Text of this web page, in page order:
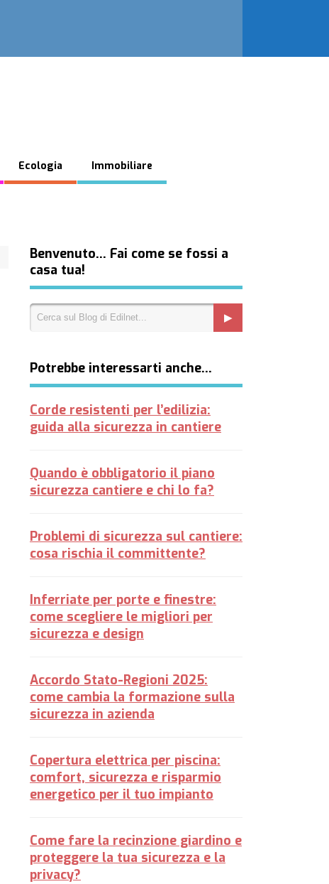
Ecologia Immobiliare
Benvenuto… Fai come se fossi a
casa tua!
Potrebbe interessarti anche…
Corde resistenti per l’edilizia:
guida alla sicurezza in cantiere
Quando è obbligatorio il piano
sicurezza cantiere e chi lo fa?
Problemi di sicurezza sul cantiere:
cosa rischia il committente?
Inferriate per porte e finestre:
come scegliere le migliori per
sicurezza e design
Accordo Stato-Regioni 2025:
come cambia la formazione sulla
sicurezza in azienda
Copertura elettrica per piscina:
comfort, sicurezza e risparmio
energetico per il tuo impianto
Come fare la recinzione giardino e
proteggere la tua sicurezza e la
privacy?